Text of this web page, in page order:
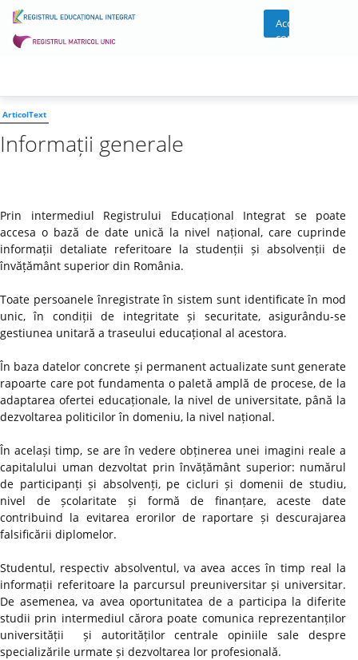
Acces
cont
ArticolText
Informații generale
Prin intermediul Registrului Educațional Integrat se poate
accesa o bază de date unică la nivel național, care cuprinde
informații detaliate referitoare la studenții și absolvenții de
învățământ superior din România.
Toate persoanele înregistrate în sistem sunt identificate în mod
unic, în condiții de integritate și securitate, asigurându-se
gestiunea unitară a traseului educațional al acestora.
În baza datelor concrete și permanent actualizate sunt generate
rapoarte care pot fundamenta o paletă amplă de procese, de la
adaptarea ofertei educaționale, la nivel de universitate, până la
dezvoltarea politicilor în domeniu, la nivel național.
În același timp, se are în vedere obținerea unei imagini reale a
capitalului uman dezvoltat prin învățământ superior: numărul
de participanți și absolvenți, pe cicluri și domenii de studiu,
nivel de școlaritate și formă de finanțare, aceste date
contribuind la evitarea erorilor de raportare și descurajarea
falsificării diplomelor.
Studentul, respectiv absolventul, va avea acces în timp real la
informații referitoare la parcursul preuniversitar și universitar.
De asemenea, va avea oportunitatea de a participa la diferite
studii prin intermediul cărora poate comunica reprezentanților
universității și autorităților centrale opiniile sale despre
specializările urmate și dezvoltarea lor profesională.